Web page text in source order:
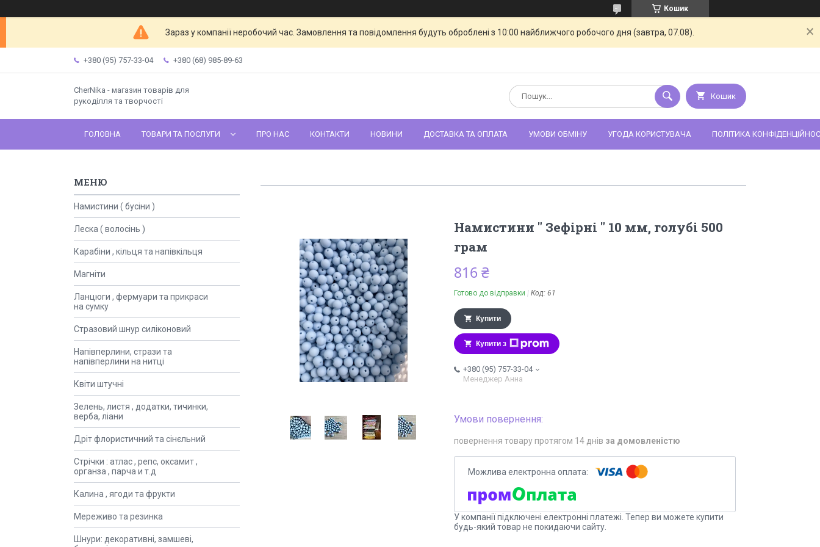
Кошик
Зараз у компанії неробочий час. Замовлення та повідомлення будуть оброблені з 10:00 найближчого робочого дня (завтра, 07.08).
+380 (95) 757-33-04 +380 (68) 985-89-63
CherNika - магазин товарів для
рукоділля та творчості
Кошик
ГОЛОВНА ТОВАРИ ТА ПОСЛУГИ ПРО НАС КОНТАКТИ НОВИНИ ДОСТАВКА ТА ОПЛАТА УМОВИ ОБМІНУ УГОДА КОРИСТУВАЧА ПОЛІТИКА
Намистини " Зефірні " 10 мм, голубі 500
грам
816 ₴
Готово до відправки Код: 61
Купити
Купити з
+380 (95) 757-33-04
Менеджер Анна
повернення товару протягом 14 днів за домовленістю
У компанії підключені електронні платежі. Тепер ви можете купити
будь-який товар не покидаючи сайту.
Намистини ( бусіни )
Леска ( волосінь )
Карабіни , кільця та напівкільця
Магніти
Ланцюги , фермуари та прикраси
на сумку
Стразовий шнур силіконовий
Напівперлини, стрази та
напівперлини на нитці
Квіти штучні
Зелень, листя , додатки, тичинки,
верба, ліани
Дріт флористичний та сінєльний
Стрічки : атлас , репс, оксамит ,
органза , парча и т.д
Калина , ягоди та фрукти
Мереживо та резинка
Шнури: декоративні, замшеві,